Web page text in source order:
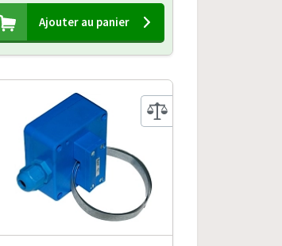
Ajouter au panier